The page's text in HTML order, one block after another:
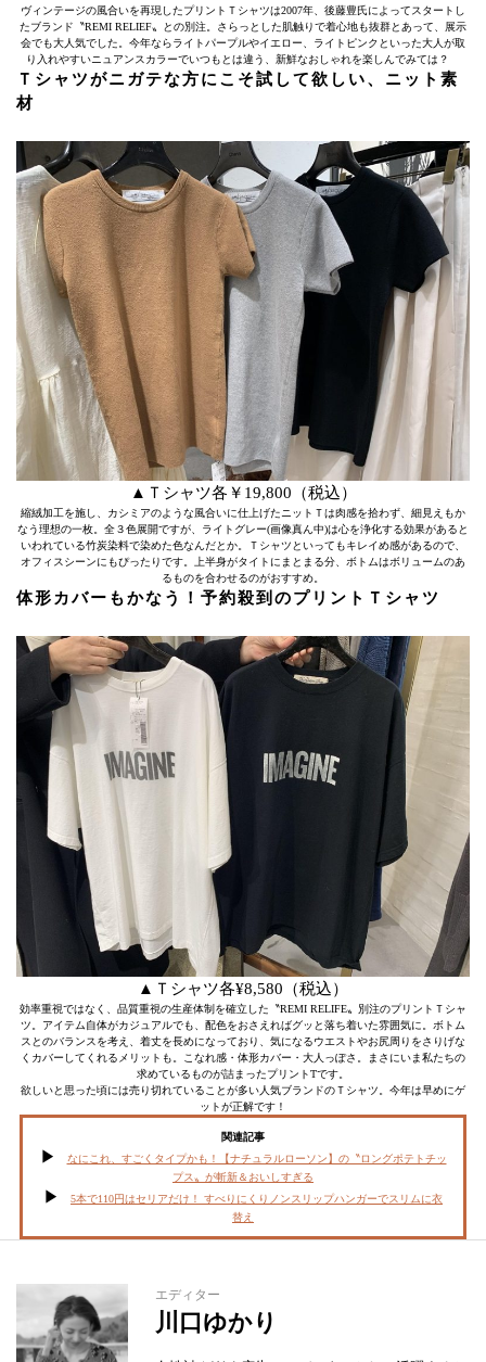
ヴィンテージの風合いを再現したプリントＴシャツは2007年、後藤豊氏によってスタートし
たブランド〝REMI RELIEF〟との別注。さらっとした肌触りで着心地も抜群とあって、展示
会でも大人気でした。今年ならライトパープルやイエロー、ライトピンクといった大人が取
り入れやすいニュアンスカラーでいつもとは違う、新鮮なおしゃれを楽しんでみては？
Ｔシャツがニガテな方にこそ試して欲しい、ニット素
材
▲Ｔシャツ各￥19,800（税込）
縮絨加工を施し、カシミアのような風合いに仕上げたニットＴは肉感を拾わず、細見えもか
なう理想の一枚。全３色展開ですが、ライトグレー(画像真ん中)は心を浄化する効果があると
いわれている竹炭染料で染めた色なんだとか。Ｔシャツといってもキレイめ感があるので、
オフィスシーンにもぴったりです。上半身がタイトにまとまる分、ボトムはボリュームのあ
るものを合わせるのがおすすめ。
体形カバーもかなう！予約殺到のプリント Ｔシャツ
▲Ｔシャツ各¥8,580（税込）
効率重視ではなく、品質重視の生産体制を確立した〝REMI RELIFE〟別注のプリントＴシャ
ツ。アイテム自体がカジュアルでも、配色をおさえればグッと落ち着いた雰囲気に。ボトム
スとのバランスを考え、着丈を長めになっており、気になるウエストやお尻周りをさりげな
くカバーしてくれるメリットも。こなれ感・体形カバー・大人っぽさ。まさにいま私たちの
求めているものが詰まったプリントTです。
欲しいと思った頃には売り切れていることが多い人気ブランドのＴシャツ。今年は早めにゲ
ットが正解です！
関連記事
なにこれ、すごくタイプかも！【ナチュラルローソン】の〝ロングポテトチッ
プス〟が斬新＆おいしすぎる
5本で110円はセリアだけ！ すべりにくりノンスリップハンガーでスリムに衣
替え
エディター
川口ゆかり